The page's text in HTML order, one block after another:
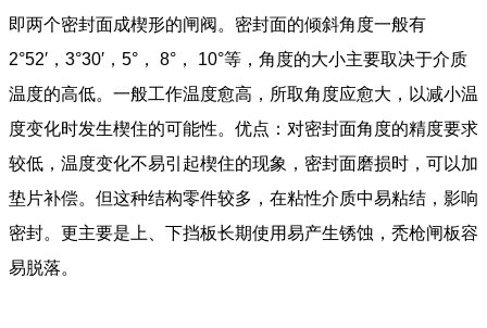
即两个密封面成楔形的闸阀。密封面的倾斜角度一般有
2°52′，3°30′，5°， 8°， 10°等，角度的大小主要取决于介质
温度的高低。一般工作温度愈高，所取角度应愈大，以减小温
度变化时发生楔住的可能性。优点：对密封面角度的精度要求
较低，温度变化不易引起楔住的现象，密封面磨损时，可以加
垫片补偿。但这种结构零件较多，在粘性介质中易粘结，影响
密封。更主要是上、下挡板长期使用易产生锈蚀，秃枪闸板容
易脱落。